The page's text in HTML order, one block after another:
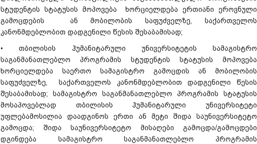
სტუდენტის სტატუსის მოპოვება ხორციელდება ერთიანი ეროვნული
გამოცდების ან მობილობის საფუძველზე, საქართველოს
კანონმდებლობით დადგენილი წესის შესაბამისად;
• თბილისის ჰუმანიტარული უნივერსიტეტის სამაგისტრო
საგანმანათლებლო პროგრამის სტუდენტის სტატუსის მოპოვება
ხორციელდება საერთო სამაგისტრო გამოცდის ან მობილობის
საფუძველზე, საქართველოს კანონმდებლობით დადგენილი წესის
შესაბამისად; სამაგისტრო საგანმანათლებლო პროგრამის სტატუსის
მოსაპოვებლად თბილისის ჰუმანიტარული უნივერსიტეტი
უფლებამოსილია დაადგინოს ერთი ან მეტი შიდა საუნივერსიტეტო
გამოცდა; შიდა საუნივერსიტეტო მისაღები გამოცდა/გამოცდები
დგინდება სამაგისტრო საგანმანათლებლო პროგრამის